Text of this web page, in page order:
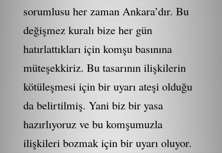
sorumlusu her zaman Ankara’dır. Bu
değişmez kuralı bize her gün
hatırlattıkları için komşu basınına
müteşekkiriz. Bu tasarının ilişkilerin
kötüleşmesi için bir uyarı ateşi olduğu
da belirtilmiş. Yani biz bir yasa
hazırlıyoruz ve bu komşumuzla
ilişkileri bozmak için bir uyarı oluyor.